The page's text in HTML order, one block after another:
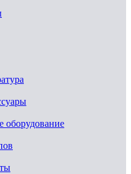
оборудование